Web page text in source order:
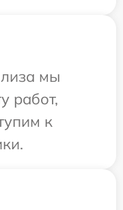
мы
работ,
к